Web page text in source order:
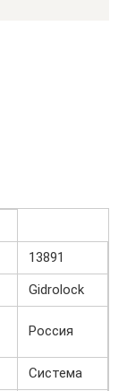
13891
Gidrolock
Россия
Система